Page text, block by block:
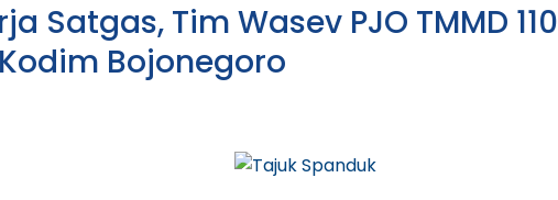
Satgas, Tim Wasev PJO TMMD 110
Bojonegoro